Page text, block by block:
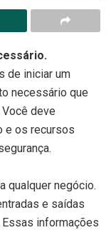
de iniciar um
necessário que
deve
e os recursos
qualquer negócio.
e saídas
informações